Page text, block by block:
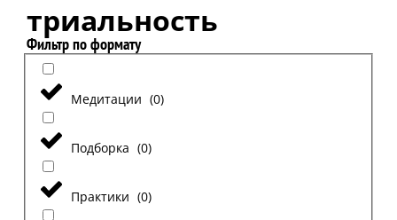
триальность
Фильтр по формату
Медитации (0)
Подборка (0)
Практики (0)